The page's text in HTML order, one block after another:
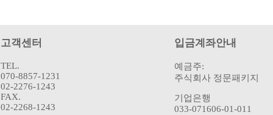
고객센터
TEL.
070-8857-1231
02-2276-1243
FAX.
02-2268-1243
입금계좌안내
예금주:
주식회사 정문패키지
기업은행
033-071606-01-011